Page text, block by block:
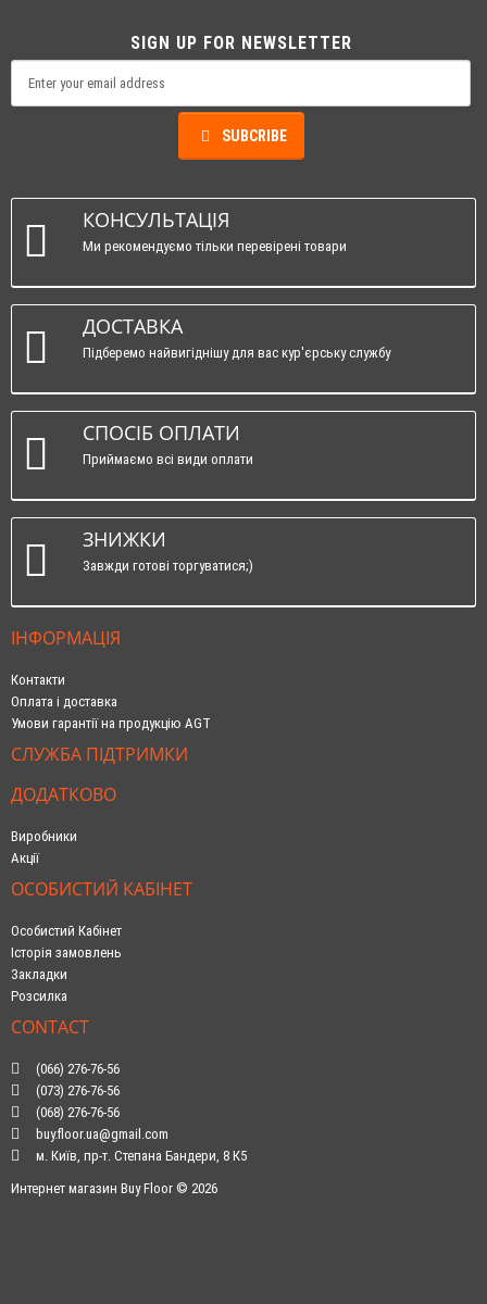
SIGN UP FOR NEWSLETTER
SUBCRIBE
КОНСУЛЬТАЦІЯ
Ми рекомендуємо тільки перевірені товари
ДОСТАВКА
Підберемо найвигіднішу для вас кур'єрську службу
СПОСІБ ОПЛАТИ
Приймаємо всі види оплати
ЗНИЖКИ
Завжди готові торгуватися;)
ІНФОРМАЦІЯ
Контакти
Оплата і доставка
Умови гарантії на продукцію AGT
СЛУЖБА ПІДТРИМКИ
ДОДАТКОВО
Виробники
Акції
ОСОБИСТИЙ КАБІНЕТ
Особистий Кабінет
Історія замовлень
Закладки
Розсилка
CONTACT
(066) 276-76-56
(073) 276-76-56
(068) 276-76-56
buy.floor.ua@gmail.com
м. Київ, пр-т. Степана Бандери, 8 К5
Интернет магазин Buy Floor © 2026